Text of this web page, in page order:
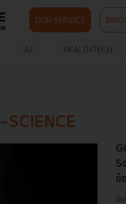
OUR SERVICE
AI HEALTHTECH
SCIENCE
ข้